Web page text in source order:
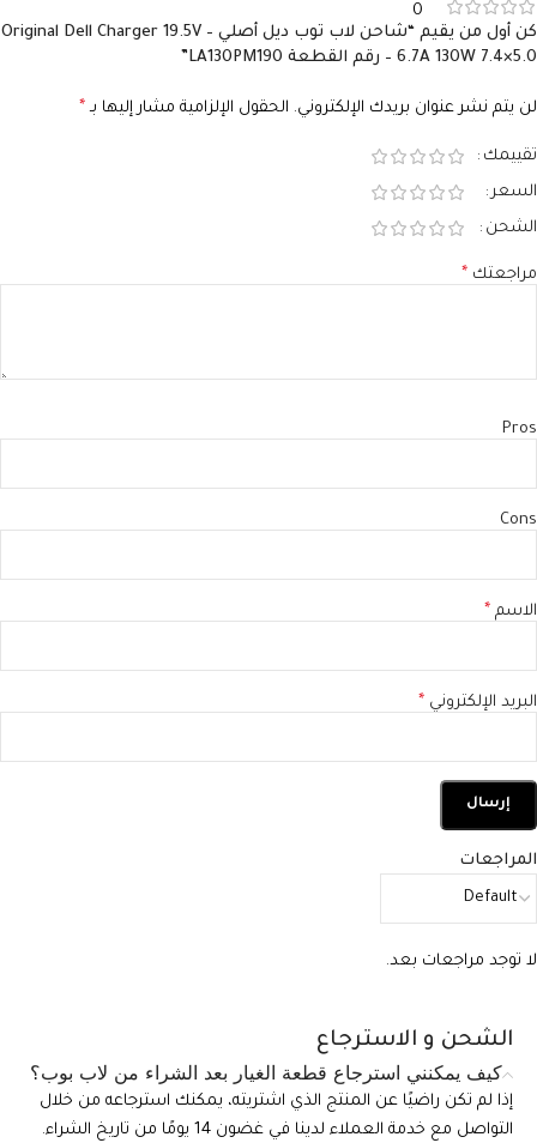
0
المراجعات
لا توجد مراجعات بعد.
كن أول من يقيم “شاحن لاب توب ديل أصلي – Original Dell Charger 19.5V
6.7A 130W 7.4×5.0 – رقم القطعة LA130PM190”
لن يتم نشر عنوان بريدك الإلكتروني. الحقول الإلزامية مشار إليها بـ *
تقييمك
السعر
الشحن
مراجعتك *
Pros
Cons
الاسم *
البريد الإلكتروني *
الشحن و الاسترجاع
كيف يمكنني استرجاع قطعة الغيار بعد الشراء من لاب بوب؟
إذا لم تكن راضيًا عن المنتج الذي اشتريته، يمكنك استرجاعه من خلال
التواصل مع خدمة العملاء لدينا في غضون 14 يومًا من تاريخ الشراء.